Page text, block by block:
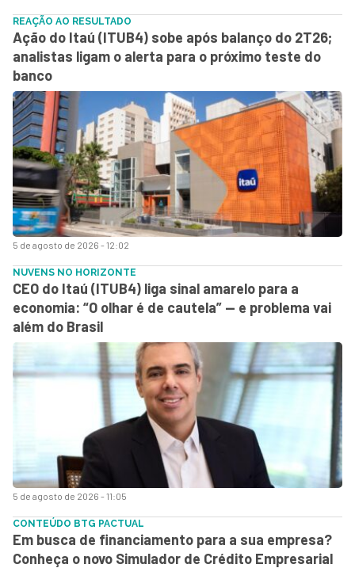
5 de agosto de 2026 - 12:02
REAÇÃO AO RESULTADO
Ação do Itaú (ITUB4) sobe após balanço do 2T26;
analistas ligam o alerta para o próximo teste do
banco
5 de agosto de 2026 - 11:05
NUVENS NO HORIZONTE
CEO do Itaú (ITUB4) liga sinal amarelo para a
economia: “O olhar é de cautela” — e problema vai
além do Brasil
CONTEÚDO BTG PACTUAL
Em busca de financiamento para a sua empresa?
Conheça o novo Simulador de Crédito Empresarial